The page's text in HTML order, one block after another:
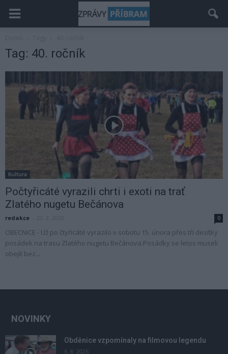
Tag: 40. ročník
Kultura
Počtyřicáté vyrazili chrti i exoti na trať
Zlatého nugetu Bečánova
redakce 0
OBECNICE - Už po čtyřicáté vyrazilo v sobotu 15. února přes tři desítky
posádek na trasu Zlatého nugetu Bečánova.Posádky se letos museli
obejít bez...
NOVINKY
Obděnice vzpomínaly na filmovou legendu
6. 8. 2026